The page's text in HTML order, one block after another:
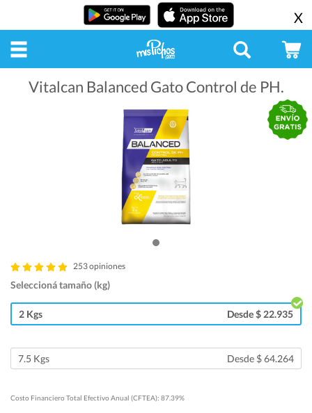
X
Vitalcan Balanced Gato Control de PH.
253 opiniones
Seleccioná tamaño (kg)
2 Kgs Desde $ 22.935
7.5 Kgs Desde $ 64.264
Costo Financiero Total Efectivo Anual (CFTEA): 87.39%